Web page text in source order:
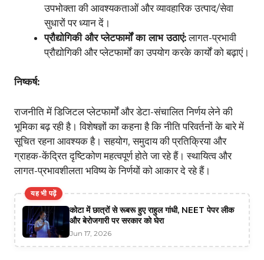
उपभोक्ता की आवश्यकताओं और व्यावहारिक उत्पाद/सेवा
सुधारों पर ध्यान दें।
प्रौद्योगिकी और प्लेटफार्मों का लाभ उठाएं:लागत-प्रभावी
प्रौद्योगिकी और प्लेटफार्मों का उपयोग करके कार्यों को बढ़ाएं।
निष्कर्ष:
राजनीति में डिजिटल प्लेटफार्मों और डेटा-संचालित निर्णय लेने की
भूमिका बढ़ रही है। विशेषज्ञों का कहना है कि नीति परिवर्तनों के बारे में
सूचित रहना आवश्यक है। सहयोग, समुदाय की प्रतिक्रिया और
ग्राहक-केंद्रित दृष्टिकोण महत्वपूर्ण होते जा रहे हैं। स्थायित्व और
लागत-प्रभावशीलता भविष्य के निर्णयों को आकार दे रहे हैं।
यह भी पढ़ें
कोटा में छात्रों से रूबरू हुए राहुल गांधी, NEET पेपर लीक
और बेरोजगारी पर सरकार को घेरा
Jun 17, 2026